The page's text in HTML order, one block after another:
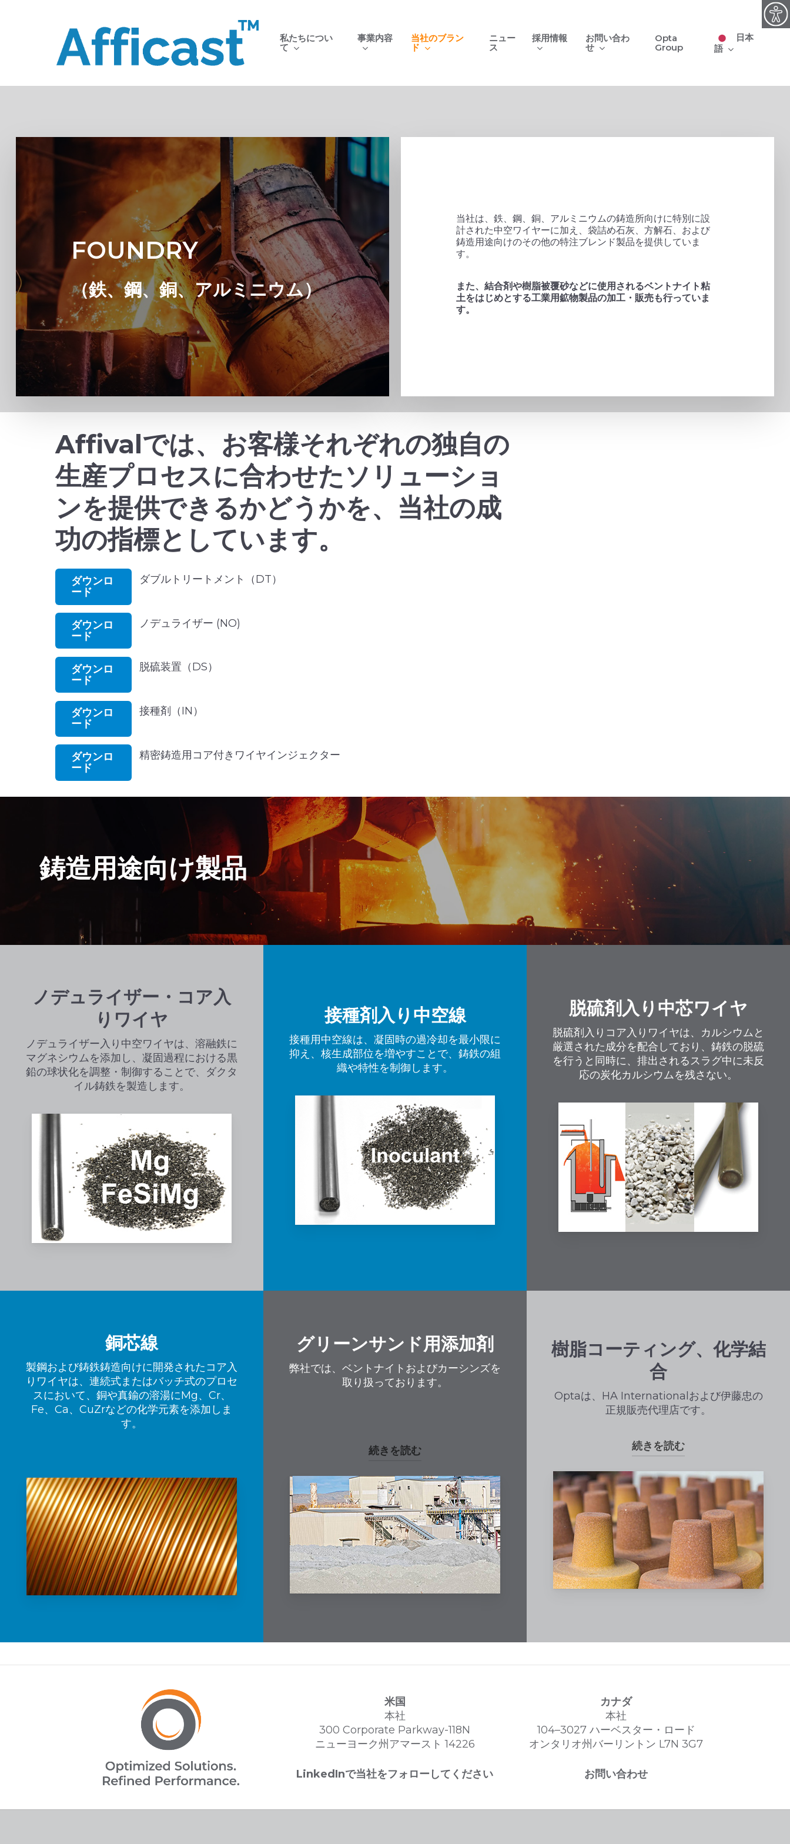
私たちについ
て
事業内容
当社のブラン
ド
ニュー
ス
採用情報
お問い合わ
せ
Opta
Group
日本
語
FOUNDRY
（鉄、鋼、銅、アルミニウム）
当社は、鉄、鋼、銅、アルミニウムの鋳造所向けに特別に設
計された中空ワイヤーに加え、袋詰め石灰、方解石、および
鋳造用途向けのその他の特注ブレンド製品を提供していま
す。
また、結合剤や樹脂被覆砂などに使用されるベントナイト粘
土をはじめとする工業用鉱物製品の加工・販売も行っていま
す。
Affivalでは、お客様それぞれの独自の
生産プロセスに合わせたソリューショ
ンを提供できるかどうかを、当社の成
功の指標としています。
ダウンロ
ード
ダブルトリートメント（DT）
ダウンロ
ード
ノデュライザー (NO)
ダウンロ
ード
脱硫装置（DS）
ダウンロ
ード
接種剤（IN）
ダウンロ
ード
精密鋳造用コア付きワイヤインジェクター
鋳造用途向け製品
ノデュライザー・コア入
りワイヤ
ノデュライザー入り中空ワイヤは、溶融鉄に
マグネシウムを添加し、凝固過程における黒
鉛の球状化を調整・制御することで、ダクタ
イル鋳鉄を製造します。
接種剤入り中空線
接種用中空線は、凝固時の過冷却を最小限に
抑え、核生成部位を増やすことで、鋳鉄の組
織や特性を制御します。
脱硫剤入り中芯ワイヤ
脱硫剤入りコア入りワイヤは、カルシウムと
厳選された成分を配合しており、鋳鉄の脱硫
を行うと同時に、排出されるスラグ中に未反
応の炭化カルシウムを残さない。
銅芯線
製鋼および鋳鉄鋳造向けに開発されたコア入
りワイヤは、連続式またはバッチ式のプロセ
スにおいて、銅や真鍮の溶湯にMg、Cr、
Fe、Ca、CuZrなどの化学元素を添加しま
す。
グリーンサンド用添加剤
弊社では、ベントナイトおよびカーシンズを
取り扱っております。
続きを読む
鋳造所での用途ベントナイトを鋳型
への金属の注湯に使用します。この
粘土は高温に耐え、過度の熱を受け
ても化学構造が損なわれることはあ
りません。鉄鉱石メーカーは、砕い
たタコナイトにベントナイトを添加
し、製鉄所へ輸送するためのペレッ
トを形成します。オプタ社では、ウ
カーシンカーシンは、高品位で光沢
配合したものです。溶融金属が鋳造
用砂に浸透すると、「バーンオン」
または「バーンイン」と呼ばれる欠
陥が生じることがあります。砂にカ
ランスが取れた鋳造用砂と、良好で
樹脂コーティング、化学結
合
Optaは、HA Internationalおよび伊藤忠の
正規販売代理店です。
続きを読む
当社は、北米の鋳造業界に対し、
下の4つの市場セ グメント
において、
最も幅広い製品ラインナップを提供
しています：
砂の接着用樹脂システム
シェル法用樹脂被覆砂（RCS）
耐火コーティング
ルコンなどの特殊被覆砂が含まれま
着剤や離型剤などの鋳造用副資材も
含まれます。
弊社では、以下のHAI製品を取り扱っ
ル系ウレタン・コールドボックス
米国
本社
300 Corporate Parkway-118N
ニューヨーク州アマースト 14226
LinkedInで当社をフォローしてください
カナダ
本社
104–3027 ハーベスター・ロード
オンタリオ州バーリントン L7N 3G7
お問い合わせ